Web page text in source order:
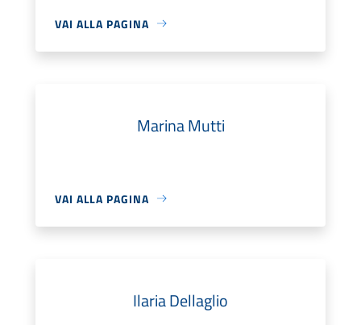
VAI ALLA PAGINA
Marina Mutti
VAI ALLA PAGINA
Ilaria Dellaglio